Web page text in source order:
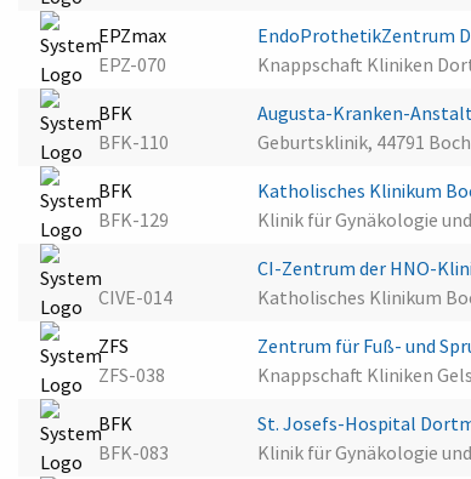
EPZmax
EPZ-070
EndoProthetikZentrum
Knappschaft Kliniken
BFK
BFK-110
Augusta-Kranken-
Geburtsklinik, 44791
BFK
BFK-129
Katholisches Klinikum
Klinik für Gynäkologie
CIVE-014
CI-Zentrum der HNO-
Katholisches Klinikum
ZFS
ZFS-038
Zentrum für Fuß- und
Knappschaft Kliniken
BFK
BFK-083
St. Josefs-Hospital
Klinik für Gynäkologie